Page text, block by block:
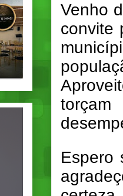
Venho
convite
Espero